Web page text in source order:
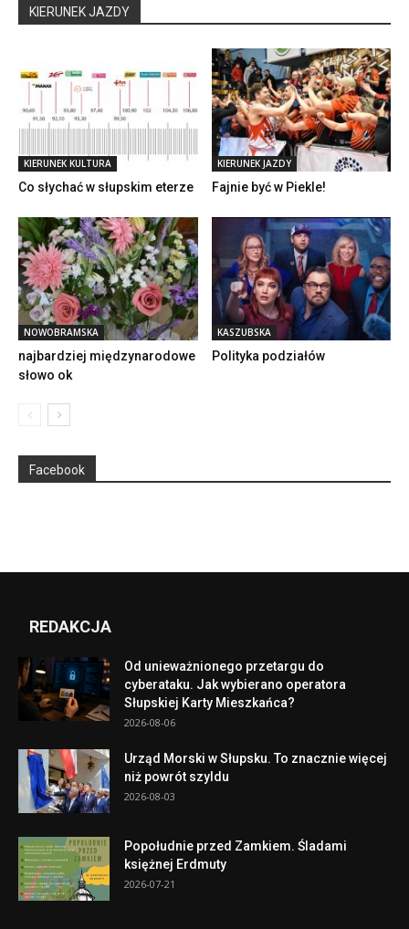
KIERUNEK JAZDY
KIERUNEK KULTURA
Co słychać w słupskim eterze
KIERUNEK JAZDY
Fajnie być w Piekle!
NOWOBRAMSKA
najbardziej międzynarodowe
słowo ok
KASZUBSKA
Polityka podziałów
Facebook
REDAKCJA
Od unieważnionego przetargu do
cyberataku. Jak wybierano operatora
Słupskiej Karty Mieszkańca?
2026-08-06
Urząd Morski w Słupsku. To znacznie więcej
niż powrót szyldu
2026-08-03
Popołudnie przed Zamkiem. Śladami
księżnej Erdmuty
2026-07-21